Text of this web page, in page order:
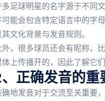
多足球明星的名字源于不同
可能会包含特定语言中的字
其文化背景与发音规则。
外，很多球员还会有昵称，
体上传播开的，因此了解它
正确发音的重
确地发音对于交流至关重要